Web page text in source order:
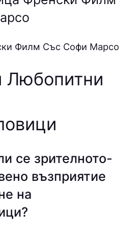
Филм Със Софи Марсо
Любопитни
се зрителното-
възприятие
на